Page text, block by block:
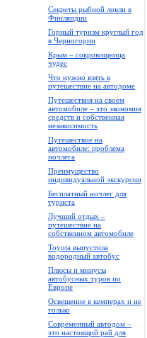
Секреты рыбной ловли в
Финляндии
Горный туризм круглый год
в Черногории
Крым – сокровищница
чудес
Что нужно взять в
путешествие на автодоме
Путешествия на своем
автомобиле – это экономия
средств и собственная
независимость
Путешествие на
автомобиле: проблема
ночлега
Преимущество
индивидуальной экскурсии
Бесплатный ночлег для
туриста
Лучший отдых –
путешествие на
собственном автомобиле
Toyota выпустила
водородный автобус
Плюсы и минусы
автобусных туров по
Европе
Освещение в кемперах и не
только
Современный автодом –
это настоящий рай для